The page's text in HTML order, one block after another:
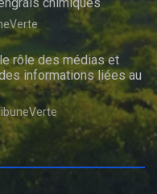
rôle des médias et
informations liées au